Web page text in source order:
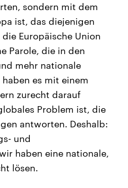
sondern mit dem
ist, das diejenigen
Europäische Union
Parole, die in den
mehr nationale
es mit einem
zurecht darauf
Problem ist, die
antworten. Deshalb:
und
haben eine nationale,
lösen.